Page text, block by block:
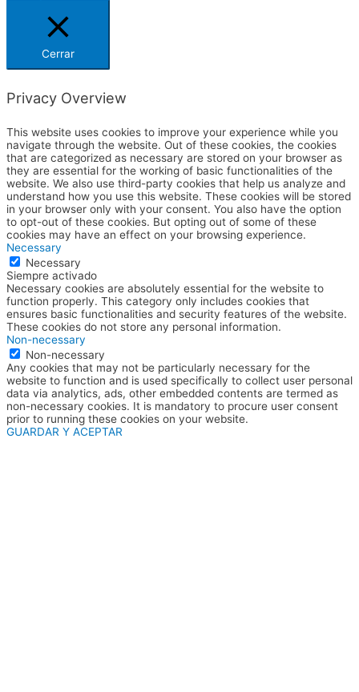
Cerrar
Privacy Overview
This website uses cookies to improve your experience while you
navigate through the website. Out of these cookies, the cookies
that are categorized as necessary are stored on your browser as
they are essential for the working of basic functionalities of the
website. We also use third-party cookies that help us analyze and
understand how you use this website. These cookies will be stored
in your browser only with your consent. You also have the option
to opt-out of these cookies. But opting out of some of these
cookies may have an effect on your browsing experience.
Necessary
Necessary
Siempre activado
Necessary cookies are absolutely essential for the website to
function properly. This category only includes cookies that
ensures basic functionalities and security features of the website.
These cookies do not store any personal information.
Non-necessary
Non-necessary
Any cookies that may not be particularly necessary for the
website to function and is used specifically to collect user personal
data via analytics, ads, other embedded contents are termed as
non-necessary cookies. It is mandatory to procure user consent
prior to running these cookies on your website.
GUARDAR Y ACEPTAR